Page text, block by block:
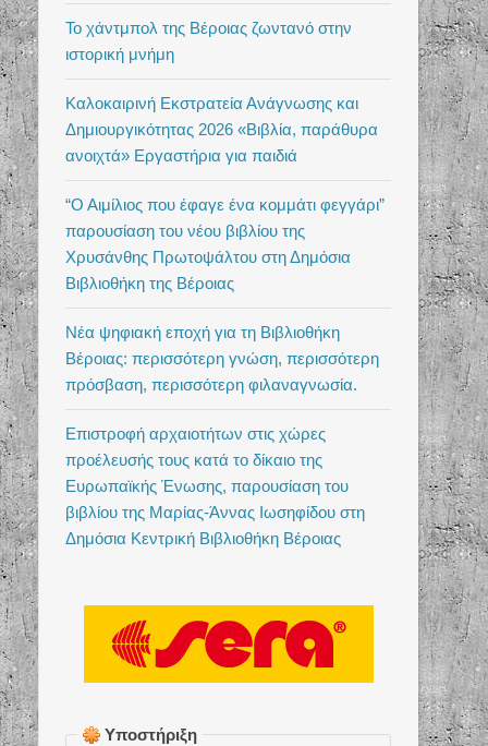
Το χάντμπολ της Βέροιας ζωντανό στην
ιστορική μνήμη
Καλοκαιρινή Εκστρατεία Ανάγνωσης και
Δημιουργικότητας 2026 «Βιβλία, παράθυρα
ανοιχτά» Εργαστήρια για παιδιά
“Ο Αιμίλιος που έφαγε ένα κομμάτι φεγγάρι”
παρουσίαση του νέου βιβλίου της
Χρυσάνθης Πρωτοψάλτου στη Δημόσια
Βιβλιοθήκη της Βέροιας
Νέα ψηφιακή εποχή για τη Βιβλιοθήκη
Βέροιας: περισσότερη γνώση, περισσότερη
πρόσβαση, περισσότερη φιλαναγνωσία.
Επιστροφή αρχαιοτήτων στις χώρες
προέλευσής τους κατά το δίκαιο της
Ευρωπαϊκής Ένωσης, παρουσίαση του
βιβλίου της Μαρίας-Άννας Ιωσηφίδου στη
Δημόσια Κεντρική Βιβλιοθήκη Βέροιας
Υποστήριξη